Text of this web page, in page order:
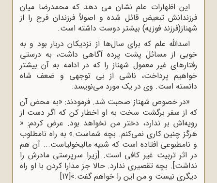
این اظهارات علم نشان می دهد که محمدرضا میان
فرزندانش تبعیض قائل شده و اصولاً فرزندان فرح را از
شهناز(فرزند فوزیه) بیشتر دوست داشته است.
اسدالله علم که برای سال‌ها از نزدیکان دربار بود و به
خوبی از مسائل پشت پرده آگاهی داشت، به درستی
رفتارهای غیر معمول شهناز را که در ادامه به آن بیشتر
خواهیم پرداخت، ناشی از بی توجهی و ضعف شاه
دانسته است. وی در یک مورد می‌نویسد:
«در خصوص شهناز صحبت شد. فرمودند: «به محض آن
که از سفر برگشت سخت به او اخطار کن که اگر دست از
رویه‌اش بر ندارد، دختر من نخواهد بود. عرض کردم: «
هرگز چنین کاری نمی‌کنم. بچه شماست.» به راه نامطلوب
و نامطبوعی افتاده است که شبیه مالیخولیاست... آن هم
در اثر تربیت غیر کافی است. [زیرا سرپرستی مادرش را
نداشت]. بچه تقصیری ندارد. حالا جز مدارا کردن با او راه
دیگری نیست و من این را خواهم گفت.»[17]